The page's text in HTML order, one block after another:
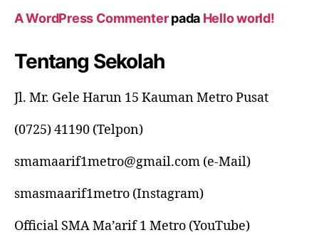
A WordPress Commenterpada Hello world!
Tentang Sekolah
Jl. Mr. Gele Harun 15 Kauman Metro Pusat
(0725) 41190 (Telpon)
smamaarif1metro@gmail.com (e-Mail)
smasmaarif1metro (Instagram)
Official SMA Ma’arif 1 Metro (YouTube)